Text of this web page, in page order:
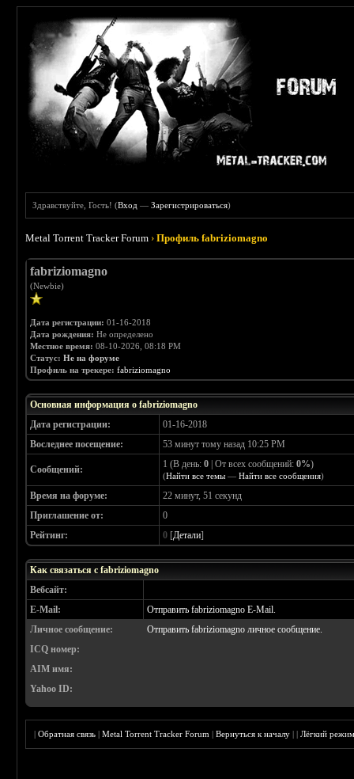
Здравствуйте, Гость! (Вход —Зарегистрироваться)
Metal Torrent Tracker Forum ›Профиль fabriziomagno
fabriziomagno
(Newbie)
Дата регистрации: 01-16-2018
Дата рождения: Не определено
Местное время: 08-10-2026, 08:18 PM
Статус: Не на форуме
Профиль на трекере: fabriziomagno
Основная информация о fabriziomagno
Дата регистрации:
01-16-2018
Воследнее посещение:
53 минут тому назад 10:25 PM
Сообщений: 1 (В день:0 | От всех сообщений:0%)
(Найти все темы —Найти все сообщения)
Время на форуме:
22 минут, 51 секунд
Приглашение от:
0
Рейтинг:
0 [Детали]
Как связаться с fabriziomagno
Вебсайт:
E-Mail:
Отправить fabriziomagno E-Mail.
Личное сообщение:
Отправить fabriziomagno личное сообщение.
ICQ номер:
AIM имя:
Yahoo ID:
|Обратная связь |Metal Torrent Tracker Forum |Вернуться к началу ||Лёгкий